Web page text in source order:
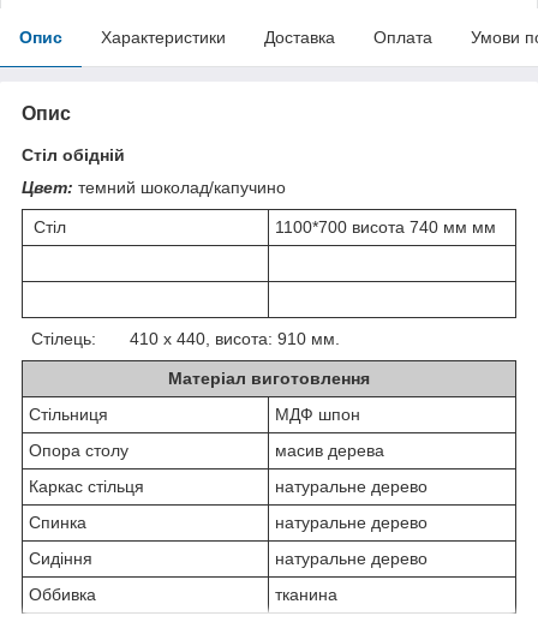
Опис Характеристики Доставка Оплата Умови
Опис
Стіл обідній
Цвет: темний шоколад/капучино
Стіл 1100*700 висота 740 мм мм
Стілець: 410 x 440, висота: 910 мм.
Матеріал виготовлення
Стільниця
МДФ шпон
Опора столу
масив дерева
Каркас стільця
натуральне дерево
Спинка
натуральне дерево
Сидіння
натуральне дерево
Оббивка
тканина